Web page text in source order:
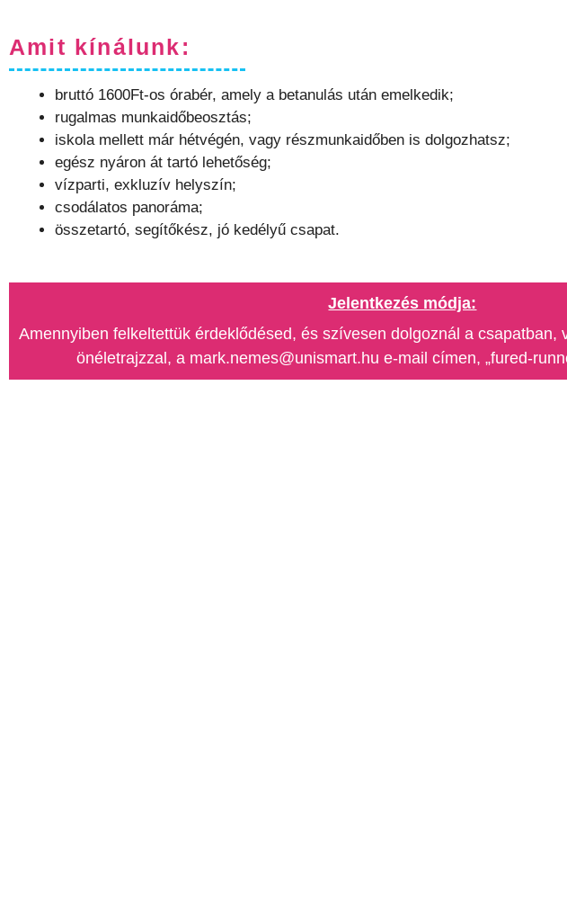
Amit kínálunk:
bruttó 1600Ft-os órabér, amely a betanulás után emelkedik;
rugalmas munkaidőbeosztás;
iskola mellett már hétvégén, vagy részmunkaidőben is dolgozhatsz;
egész nyáron át tartó lehetőség;
vízparti, exkluzív helyszín;
csodálatos panoráma;
összetartó, segítőkész, jó kedélyű csapat.
Jelentkezés módja:
Amennyiben felkeltettük érdeklődésed, és szívesen dolgoznál a csapatban,
önéletrajzzal, a mark.nemes@unismart.hu e-mail címen, „fured-